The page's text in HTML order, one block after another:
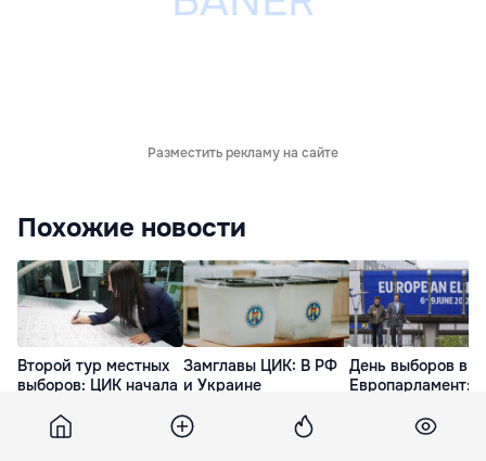
Разместить рекламу на сайте
Похожие новости
Второй тур местных
выборов: ЦИК начала
29 Мая. 16:34
Замглавы ЦИК: В РФ
и Украине
избирательные
участки
День выборов в
Европарламент:
участка открыты